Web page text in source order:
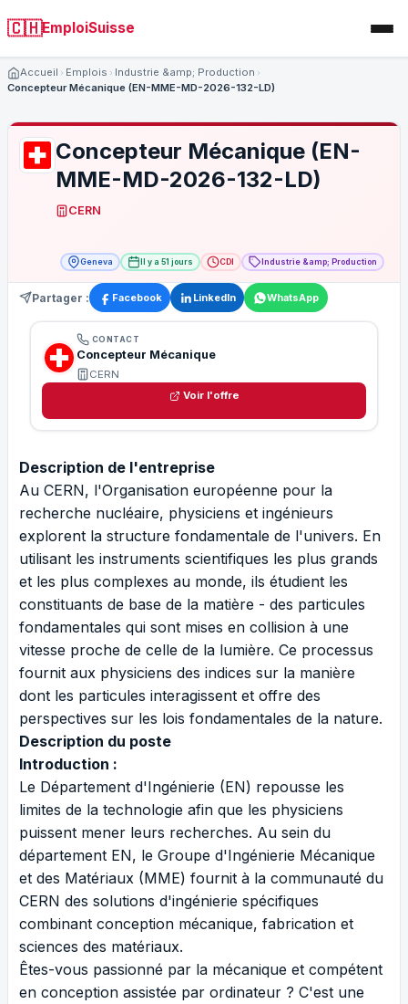
🇨🇭EmploiSuisse
Accueil Emplois
Industrie &amp; Production
Concepteur Mécanique (EN-MME-MD-2026-132-LD)
Concepteur Mécanique (EN-
MME-MD-2026-132-LD)
CERN
Geneva Il y a 51 jours CDI Industrie &amp; Production
Partager : Facebook LinkedIn WhatsApp
CONTACT
Concepteur Mécanique
CERN
Voir l'offre
Description de l'entreprise
Au CERN, l'Organisation européenne pour la
recherche nucléaire, physiciens et ingénieurs
explorent la structure fondamentale de l'univers. En
utilisant les instruments scientifiques les plus grands
et les plus complexes au monde, ils étudient les
constituants de base de la matière - des particules
fondamentales qui sont mises en collision à une
vitesse proche de celle de la lumière. Ce processus
fournit aux physiciens des indices sur la manière
dont les particules interagissent et offre des
perspectives sur les lois fondamentales de la nature.
Description du poste
Introduction :
Le Département d'Ingénierie (EN) repousse les
limites de la technologie afin que les physiciens
puissent mener leurs recherches. Au sein du
département EN, le Groupe d'Ingénierie Mécanique
et des Matériaux (MME) fournit à la communauté du
CERN des solutions d'ingénierie spécifiques
combinant conception mécanique, fabrication et
sciences des matériaux.
Êtes-vous passionné par la mécanique et compétent
en conception assistée par ordinateur ? C'est une